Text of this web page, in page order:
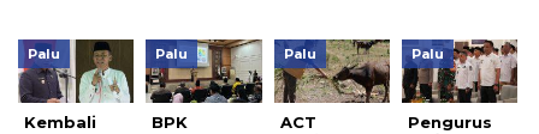
Palu
Kembali
Palu
BPK
Palu
ACT
Palu
Pengurus